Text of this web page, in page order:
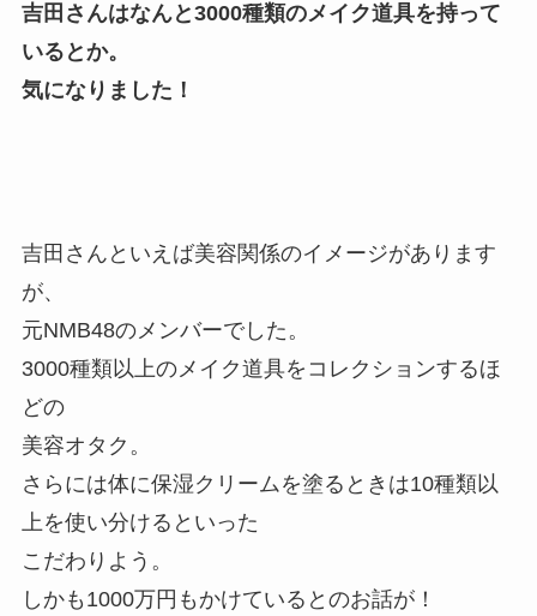
吉田さんはなんと3000種類のメイク道具を持って
いるとか。
気になりました！
吉田さんといえば美容関係のイメージがあります
が、
元NMB48のメンバーでした。
3000種類以上のメイク道具をコレクションするほ
どの
美容オタク。
さらには体に保湿クリームを塗るときは10種類以
上を使い分けるといった
こだわりよう。
しかも1000万円もかけているとのお話が！